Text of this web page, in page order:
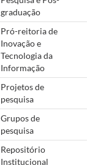
graduação
Pró-reitoria de
Inovação e
Tecnologia da
Informação
Projetos de
pesquisa
Grupos de
pesquisa
Repositório
Institucional